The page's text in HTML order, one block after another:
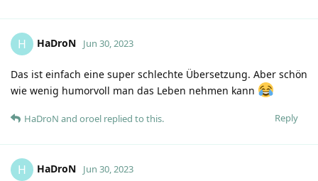
H HaDroN Jun 30, 2023
Das ist einfach eine super schlechte Übersetzung. Aber schön
wie wenig humorvoll man das Leben nehmen kann
Reply
HaDroN and oroel replied to this.
H HaDroN Jun 30, 2023